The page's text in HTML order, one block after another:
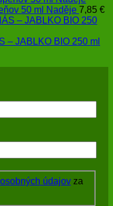
50 ml Naděje 7,85 €
– JABLKO BIO 250 ml
údajov za